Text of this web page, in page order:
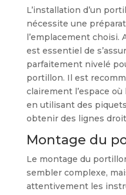
L’installation d’un
nécessite une
l’emplacement choisi.
est essentiel de
parfaitement nivelé
portillon. Il est
clairement l’espace
en utilisant des
obtenir des lignes
Montage du
Le montage du
sembler complexe,
attentivement les